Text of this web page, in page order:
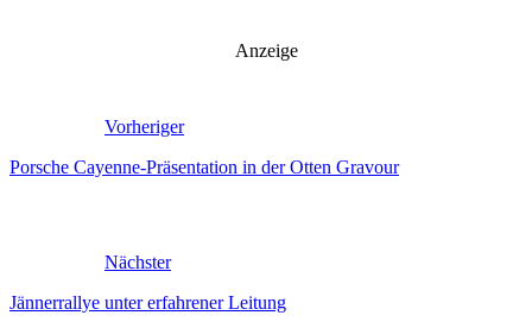
Anzeige
Vorheriger
Porsche Cayenne-Präsentation in der Otten Gravour
Nächster
Jännerrallye unter erfahrener Leitung